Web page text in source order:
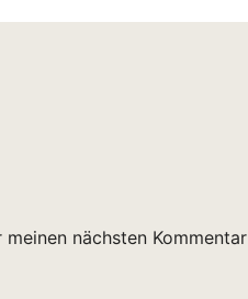
nächsten Kommentar